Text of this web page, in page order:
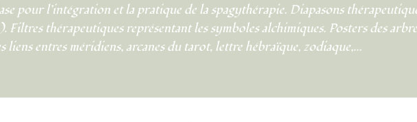
pour l’intégration et la pratique de la spagythérapie. Diapasons
thérapeutiques représentant les symboles alchimiques. Posters des
liens entres méridiens, arcanes du tarot, lettre hébraïque, zodiaque,…